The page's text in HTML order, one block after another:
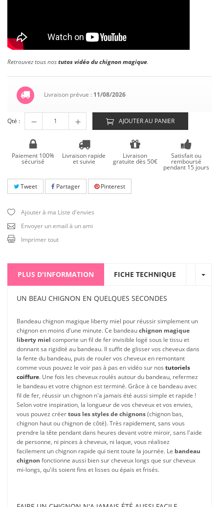
Retrouvez tous nostutos vidéo du chignon magique.
Livraison prévue : 11/08/2026
Qté : AJOUTER AU PANIER
Paiement 100%
sécurisé
Livraison rapide
et suivie
Livraison
gratuite dès 50€
Satisfait ou
remboursé
pendant 15 jours
Tweet Partager Pinterest
Ajouter à ma Liste d'envies
Envoyer un email à un ami
Imprimer tout
PLUS D'INFORMATION FICHE TECHNIQUE
UN BEAU CHIGNON EN QUELQUES SECONDES
Bandeau chignon magique liberty miel pour réussir simplement un
chignon en moins d'une minute. Ce bandeauchignon magique
liberty miel comporte un fil de fer invisible logé sous le tissu et
donnant sa rigidité au bandeau. Il suffit de glisser vos cheveux dans
la fente du bandeau, puis de rouler vos cheveux en remontant
comme vous pouvez le voir pas à pas en vidéo sur nos tutoriels
coiffure. Une fois les cheveux roulés autour du bandeau, refermez
le bandeau et votre chignon est terminé. Grâce à ce bandeau avec
fil de fer, réussir un chignon n'a jamais été aussi simple et rapide !
Selon votre inspiration, la longueur de vos cheveux et vos envies,
vous pouvez créertous les styles de chignons(chignon bas,
chignon haut ou chignon de côté). Très rapidement, sans vous
prendre la tête pendant dans heures devant votre miroir, sans l'aide
de personne, ni pinces à cheveux, ni laque, vous réalisez
facilement un chignon rapide qui tient toute la journée. Le bandeau
chignon fonctionne aussi bien sur cheveux longs que sur cheveux
mi-longs, qu'ils soient fins et lisses ou épais et frisés.